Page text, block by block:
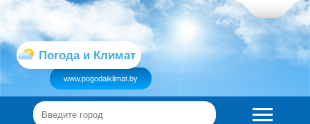
Погода и Климат
www.pogodaiklimat.by